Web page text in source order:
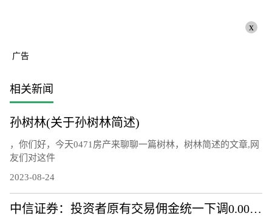
x
广告
相关新闻
孙树林(关于孙树林简述)
，你们好，今天0471房产来聊聊一篇树林，树林简述的文章,网
友们对这件
2023-08-24
中信证券：投资者原有交易佣金统一下调0.00146%